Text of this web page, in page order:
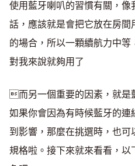
使用藍牙喇叭的習慣有關，
話，應該就是會把它放在房
的場合，所以一顆續航力中等
對我來說就夠用了
而另一個重要的因素，就是
如果你會因為有時候藍牙的
到影響，那麼在挑選時，也
規格啦。接下來就來看看，